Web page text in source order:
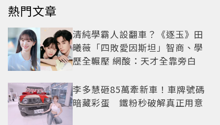
熱門文章
清純學霸人設翻車？《逐玉》田
曦薇「四敗愛因斯坦」智商、學
歷全輾壓 網酸：天才全靠旁白
李多慧砸85萬牽新車！車牌號碼
暗藏彩蛋 鐵粉秒破解真正用意